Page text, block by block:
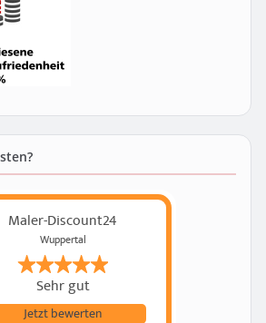
Maler-Discount24
Wuppertal
Sehr gut
Jetzt bewerten